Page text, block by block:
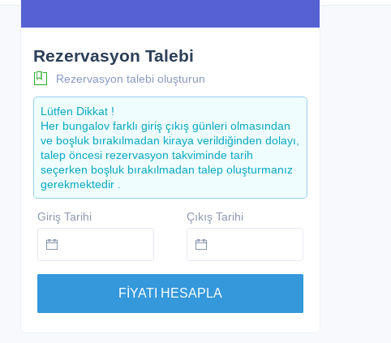
Rezervasyon Talebi
Rezervasyon talebi oluşturun
Lütfen Dikkat !
Her bungalov farklı giriş çıkış günleri olmasından
ve boşluk bırakılmadan kiraya verildiğinden dolayı,
talep öncesi rezervasyon takviminde tarih
seçerken boşluk bırakılmadan talep oluşturmanız
gerekmektedir .
Giriş Tarihi Çıkış Tarihi
FİYATI HESAPLA